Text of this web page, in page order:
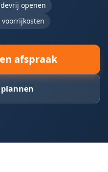
openen
voorrijkosten
afspraak